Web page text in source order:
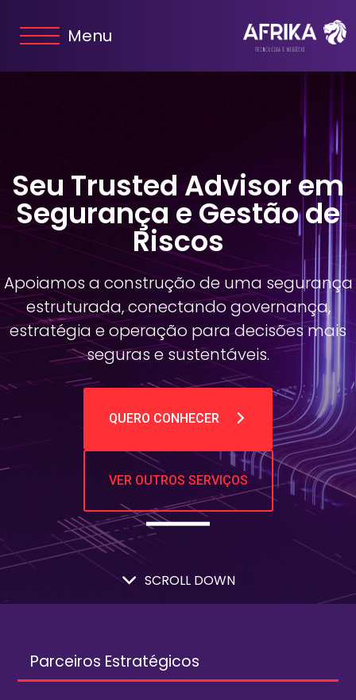
Menu
Seu Trusted Advisor em
Segurança e Gestão de
Riscos
Apoiamos a construção de uma segurança
estruturada, conectando governança,
estratégia e operação para decisões mais
seguras e sustentáveis.
QUERO CONHECER
VER OUTROS SERVIÇOS
SCROLL DOWN
Parceiros Estratégicos